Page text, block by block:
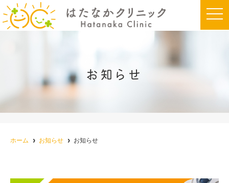
t
o
i
お知らせ
ホーム お知らせ お知らせ